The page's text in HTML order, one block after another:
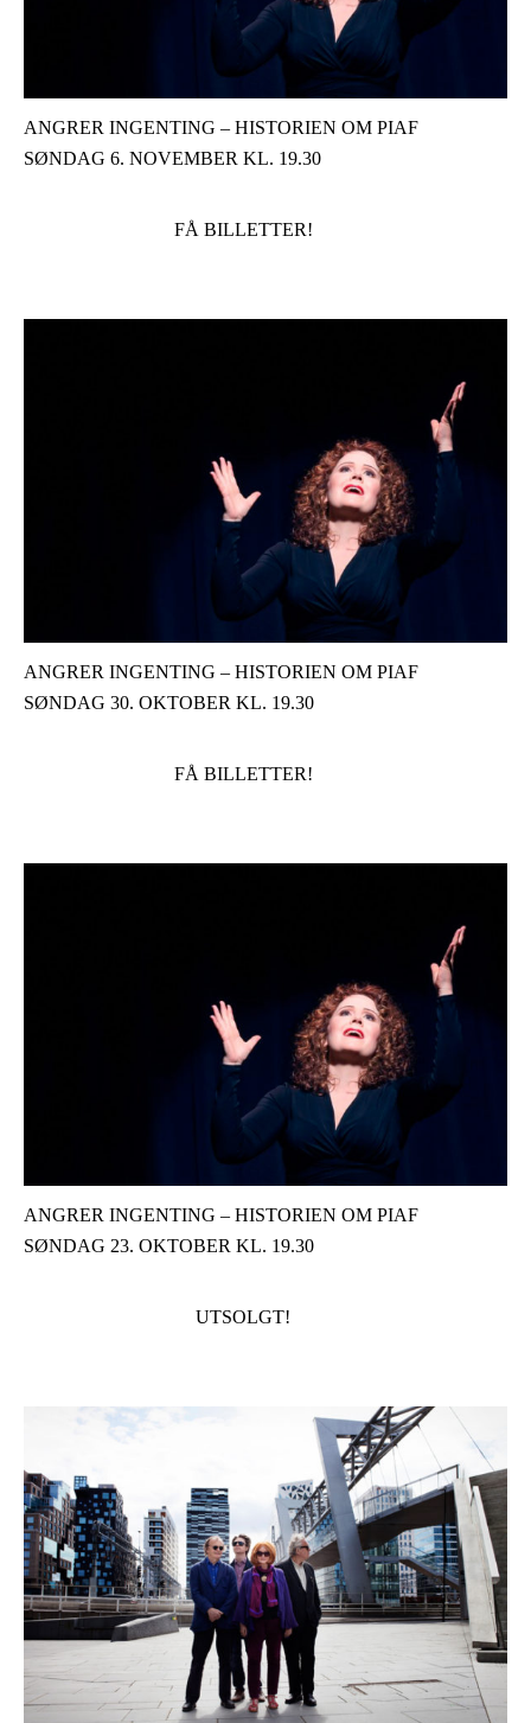
ANGRER INGENTING – HISTORIEN OM PIAF
SØNDAG 6. NOVEMBER KL. 19.30
FÅ BILLETTER!
ANGRER INGENTING – HISTORIEN OM PIAF
SØNDAG 30. OKTOBER KL. 19.30
FÅ BILLETTER!
ANGRER INGENTING – HISTORIEN OM PIAF
SØNDAG 23. OKTOBER KL. 19.30
UTSOLGT!